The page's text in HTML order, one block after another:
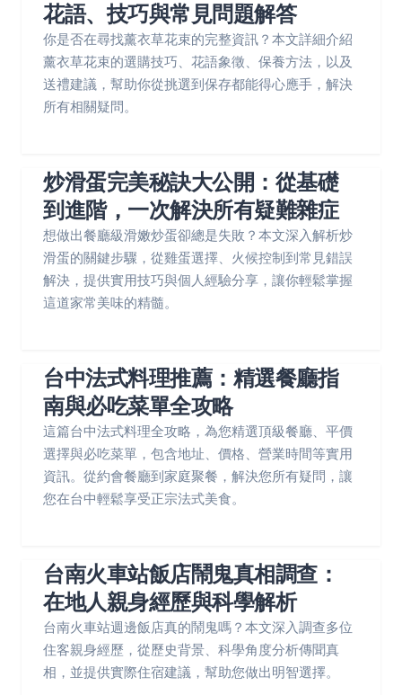
花語、技巧與常見問題解答
你是否在尋找薰衣草花束的完整資訊？本文詳細介紹
薰衣草花束的選購技巧、花語象徵、保養方法，以及
送禮建議，幫助你從挑選到保存都能得心應手，解決
所有相關疑問。
炒滑蛋完美秘訣大公開：從基礎
到進階，一次解決所有疑難雜症
想做出餐廳級滑嫩炒蛋卻總是失敗？本文深入解析炒
滑蛋的關鍵步驟，從雞蛋選擇、火候控制到常見錯誤
解決，提供實用技巧與個人經驗分享，讓你輕鬆掌握
這道家常美味的精髓。
台中法式料理推薦：精選餐廳指
南與必吃菜單全攻略
這篇台中法式料理全攻略，為您精選頂級餐廳、平價
選擇與必吃菜單，包含地址、價格、營業時間等實用
資訊。從約會餐廳到家庭聚餐，解決您所有疑問，讓
您在台中輕鬆享受正宗法式美食。
台南火車站飯店鬧鬼真相調查：
在地人親身經歷與科學解析
台南火車站週邊飯店真的鬧鬼嗎？本文深入調查多位
住客親身經歷，從歷史背景、科學角度分析傳聞真
相，並提供實際住宿建議，幫助您做出明智選擇。